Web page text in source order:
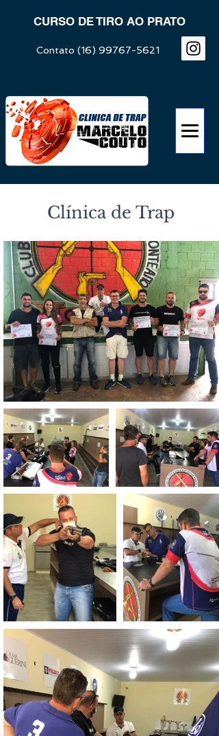
CURSO DE TIRO AO PRATO
Contato (16) 99767-5621
Clínica de Trap